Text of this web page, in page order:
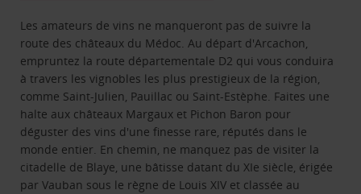
Les amateurs de vins ne manqueront pas de suivre la
route des châteaux du Médoc. Au départ d'Arcachon,
empruntez la route départementale D2 qui vous conduira
à travers les vignobles les plus prestigieux de la région,
comme Saint-Julien, Pauillac ou Saint-Estèphe. Faites une
halte aux châteaux Margaux et Pichon Baron pour
déguster des vins d'une finesse rare, réputés dans le
monde entier. En chemin, ne manquez pas de visiter la
citadelle de Blaye, une bâtisse datant du XIe siècle, érigée
par Vauban sous le règne de Louis XIV et classée au